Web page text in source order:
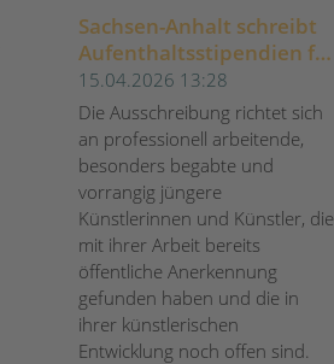
Sachsen-Anhalt schreibt
Aufenthaltsstipendien für
Künstlerinnen und
Künstler aus
15.04.2026 13:28
Die Ausschreibung richtet sich
an professionell arbeitende,
besonders begabte und
vorrangig jüngere
Künstlerinnen und Künstler, die
mit ihrer Arbeit bereits
öffentliche Anerkennung
gefunden haben und die in
ihrer künstlerischen
Entwicklung noch offen sind.